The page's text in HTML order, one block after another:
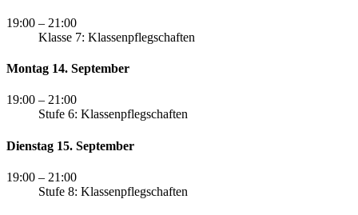
19:00 – 21:00
Klasse 7: Klassenpflegschaften
Montag 14. September
19:00 – 21:00
Stufe 6: Klassenpflegschaften
Dienstag 15. September
19:00 – 21:00
Stufe 8: Klassenpflegschaften